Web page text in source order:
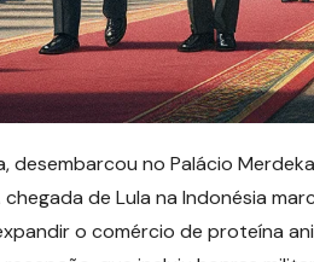
desembarcou no Palácio
de Lula na Indonésia
o comércio de proteína